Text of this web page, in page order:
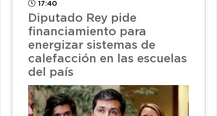
17:40
Diputado Rey pide
financiamiento para
energizar sistemas de
calefacción en las escuelas
del país